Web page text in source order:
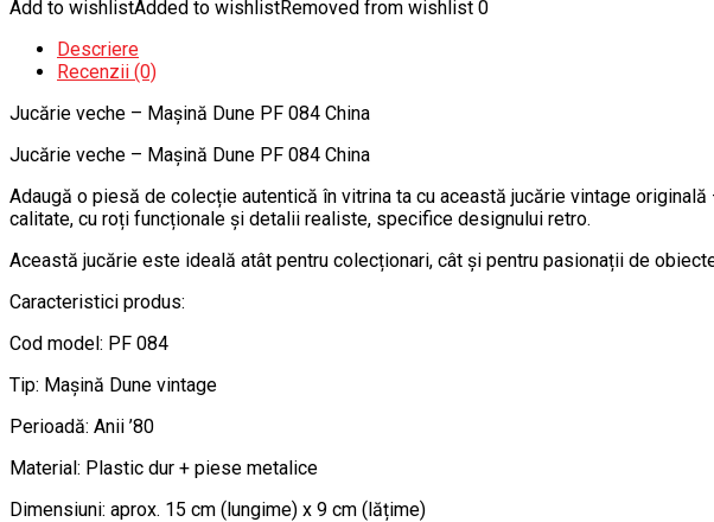
Add to wishlistAdded to wishlistRemoved from wishlist 0
Descriere
Recenzii (0)
Jucărie veche – Mașină Dune PF 084 China
Jucărie veche – Mașină Dune PF 084 China
Adaugă o piesă de colecție autentică în vitrina ta cu această jucărie vintage
calitate, cu roți funcționale și detalii realiste, specifice designului retro.
Această jucărie este ideală atât pentru colecționari, cât și pentru pasionații de
Caracteristici produs:
Cod model: PF 084
Tip: Mașină Dune vintage
Perioadă: Anii ’80
Material: Plastic dur + piese metalice
Dimensiuni: aprox. 15 cm (lungime) x 9 cm (lățime)